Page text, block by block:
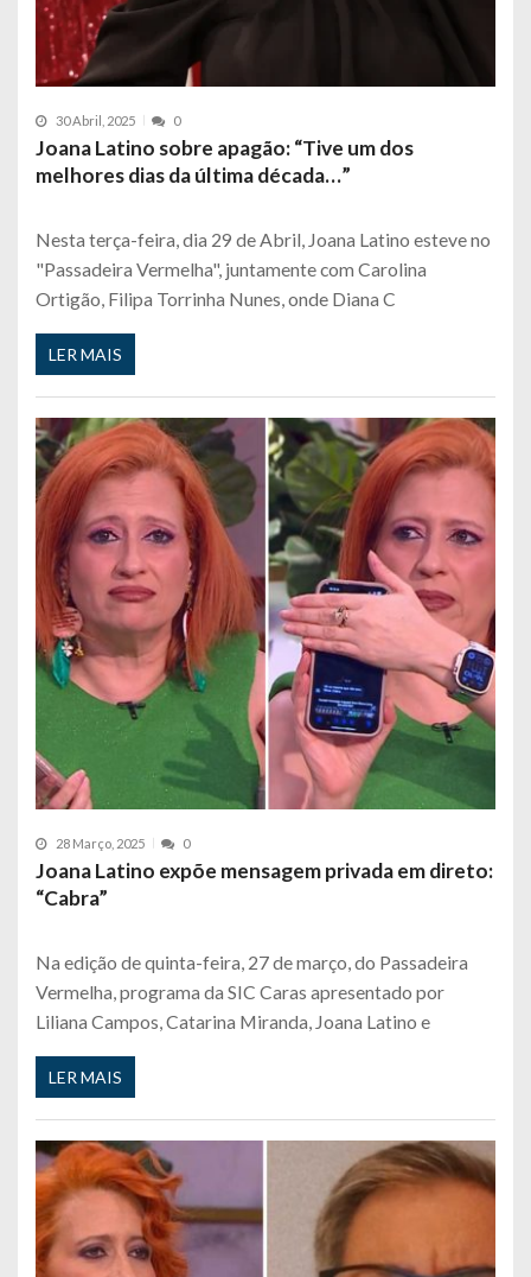
30 Abril, 2025 0
Joana Latino sobre apagão: “Tive um dos
melhores dias da última década…”
Nesta terça-feira, dia 29 de Abril, Joana Latino esteve no
"Passadeira Vermelha", juntamente com Carolina
Ortigão, Filipa Torrinha Nunes, onde Diana C
LER MAIS
28 Março, 2025 0
Joana Latino expõe mensagem privada em direto:
“Cabra”
Na edição de quinta-feira, 27 de março, do Passadeira
Vermelha, programa da SIC Caras apresentado por
Liliana Campos, Catarina Miranda, Joana Latino e
LER MAIS